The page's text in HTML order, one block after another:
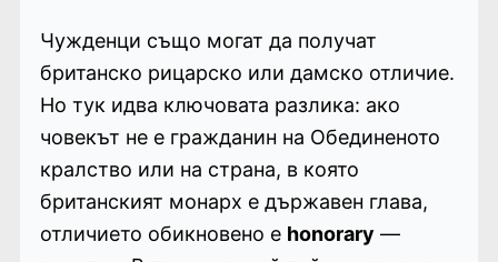
Чужденци също могат да получат
британско рицарско или дамско отличие.
Но тук идва ключовата разлика: ако
човекът не е гражданин на Обединеното
кралство или на страна, в която
британският монарх е държавен глава,
отличието обикновено е honorary —